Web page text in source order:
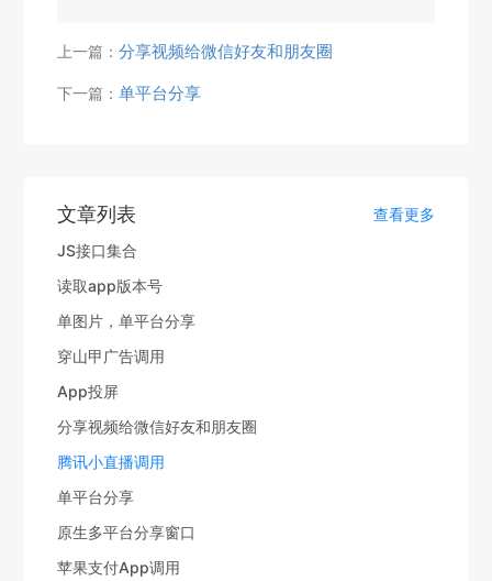
上一篇：分享视频给微信好友和朋友圈
下一篇：单平台分享
文章列表
查看更多
JS接口集合
读取app版本号
单图片，单平台分享
穿山甲广告调用
App投屏
分享视频给微信好友和朋友圈
腾讯小直播调用
单平台分享
原生多平台分享窗口
苹果支付App调用